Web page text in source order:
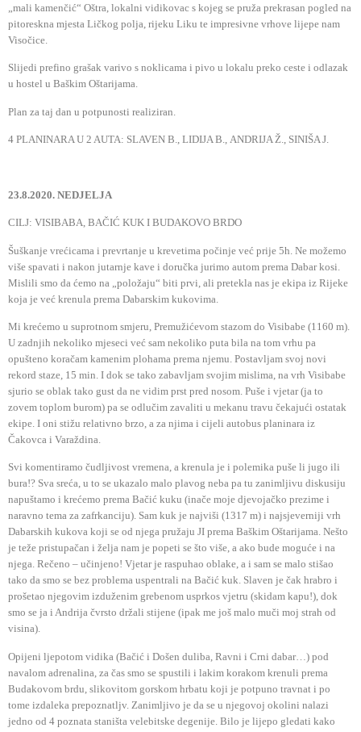
„mali kamenčić“ Oštra, lokalni vidikovac s kojeg se pruža prekrasan pogled na
pitoreskna mjesta Ličkog polja, rijeku Liku te impresivne vrhove lijepe nam
Visočice.
Slijedi prefino grašak varivo s noklicama i pivo u lokalu preko ceste i odlazak
u hostel u Baškim Oštarijama.
Plan za taj dan u potpunosti realiziran.
4 PLANINARA U 2 AUTA: SLAVEN B., LIDIJA B., ANDRIJA Ž., SINIŠA J.
23.8.2020. NEDJELJA
CILJ: VISIBABA, BAČIĆ KUK I BUDAKOVO BRDO
Šuškanje vrećicama i prevrtanje u krevetima počinje već prije 5h. Ne možemo
više spavati i nakon jutarnje kave i doručka jurimo autom prema Dabar kosi.
Mislili smo da ćemo na „položaju“ biti prvi, ali pretekla nas je ekipa iz Rijeke
koja je već krenula prema Dabarskim kukovima.
Mi krećemo u suprotnom smjeru, Premužićevom stazom do Visibabe (1160 m).
U zadnjih nekoliko mjeseci već sam nekoliko puta bila na tom vrhu pa
opušteno koračam kamenim plohama prema njemu. Postavljam svoj novi
rekord staze, 15 min. I dok se tako zabavljam svojim mislima, na vrh Visibabe
sjurio se oblak tako gust da ne vidim prst pred nosom. Puše i vjetar (ja to
zovem toplom burom) pa se odlučim zavaliti u mekanu travu čekajući ostatak
ekipe. I oni stižu relativno brzo, a za njima i cijeli autobus planinara iz
Čakovca i Varaždina.
Svi komentiramo čudljivost vremena, a krenula je i polemika puše li jugo ili
bura!? Sva sreća, u to se ukazalo malo plavog neba pa tu zanimljivu diskusiju
napuštamo i krećemo prema Bačić kuku (inače moje djevojačko prezime i
naravno tema za zafrkanciju). Sam kuk je najviši (1317 m) i najsjeverniji vrh
Dabarskih kukova koji se od njega pružaju JI prema Baškim Oštarijama. Nešto
je teže pristupačan i želja nam je popeti se što više, a ako bude moguće i na
njega. Rečeno – učinjeno! Vjetar je raspuhao oblake, a i sam se malo stišao
tako da smo se bez problema uspentrali na Bačić kuk. Slaven je čak hrabro i
prošetao njegovim izduženim grebenom usprkos vjetru (skidam kapu!), dok
smo se ja i Andrija čvrsto držali stijene (ipak me još malo muči moj strah od
visina).
Opijeni ljepotom vidika (Bačić i Došen duliba, Ravni i Crni dabar…) pod
navalom adrenalina, za čas smo se spustili i lakim korakom krenuli prema
Budakovom brdu, slikovitom gorskom hrbatu koji je potpuno travnat i po
tome izdaleka prepoznatljv. Zanimljivo je da se u njegovoj okolini nalazi
jedno od 4 poznata staništa velebitske degenije. Bilo je lijepo gledati kako